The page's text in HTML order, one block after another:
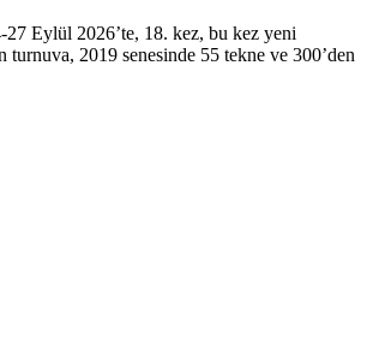
27 Eylül 2026’te, 18. kez, bu kez yeni
turnuva, 2019 senesinde 55 tekne ve 300’den